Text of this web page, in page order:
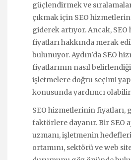
güçlendirmek ve
çıkmak için SEO
giderek artıyor. Ancak,
fiyatları hakkında merak
bulunuyor. Aydın'da SEO
fiyatlarının nasıl
işletmelere doğru seçimi
konusunda yardımcı
SEO hizmetlerinin fiyatları,
faktörlere dayanır. Bir SEO
uzmanı, işletmenin
ortamını, sektörü ve web